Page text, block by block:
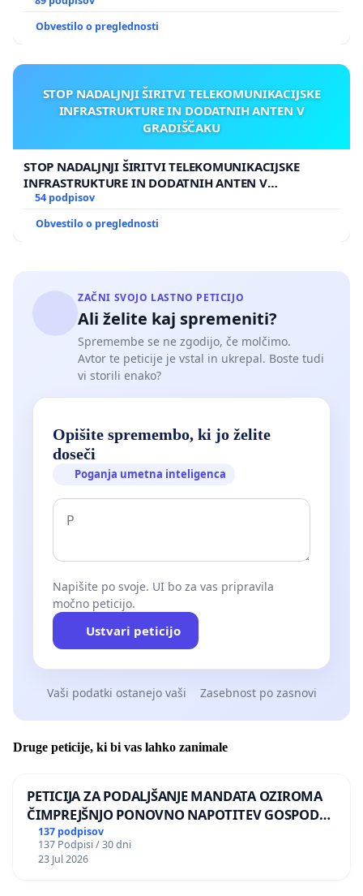
Obvestilo o preglednosti
STOP NADALJNJI ŠIRITVI TELEKOMUNIKACIJSKE
INFRASTRUKTURE IN DODATNIH ANTEN V
GRADIŠČAKU
STOP NADALJNJI ŠIRITVI TELEKOMUNIKACIJSKE
INFRASTRUKTURE IN DODATNIH ANTEN V
GRADIŠČAKU
54 podpisov
Obvestilo o preglednosti
ZAČNI SVOJO LASTNO PETICIJO
Ali želite kaj spremeniti?
Spremembe se ne zgodijo, če molčimo.
Avtor te peticije je vstal in ukrepal. Boste tudi
vi storili enako?
Opišite spremembo, ki jo želite
doseči
Poganja umetna inteligenca
Napišite po svoje. UI bo za vas pripravila
močno peticijo.
Ustvari peticijo
Vaši podatki ostanejo vaši Zasebnost po zasnovi
Druge peticije, ki bi vas lahko zanimale
PETICIJA ZA PODALJŠANJE MANDATA OZIROMA
ČIMPREJŠNJO PONOVNO NAPOTITEV GOSPODA
BERNARDA ŠRAJNERJA NA VELEPOSLANIŠTVO
REPUBLIKE SLOVENIJE V MOSKVI
137 podpisov
137 Podpisi / 30 dni
23 Jul 2026